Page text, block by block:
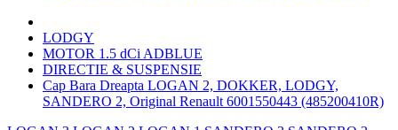
LODGY
MOTOR 1.5 dCi ADBLUE
DIRECTIE & SUSPENSIE
Cap Bara Dreapta LOGAN 2, DOKKER, LODGY,
SANDERO 2, Original Renault 6001550443 (485200410R)